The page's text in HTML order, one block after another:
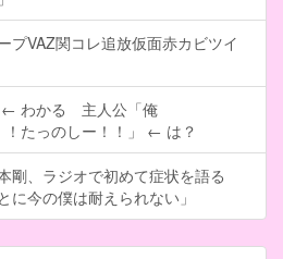
プVAZ関コレ追放仮面赤カビツイ
← わかる 主人公「俺
！たっのしー！！」 ← は？
剛、ラジオで初めて症状を語る
に今の僕は耐えられない」